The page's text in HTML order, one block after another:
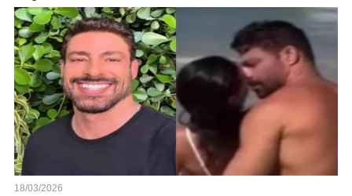
misteriosa em uma praia do Rio.... Ver o Vídeo
18/03/2026